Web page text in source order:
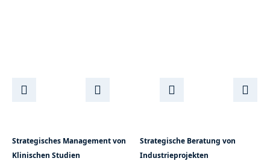
Strategisches Management von
Klinischen Studien
Strategische Beratung von
Industrieprojekten